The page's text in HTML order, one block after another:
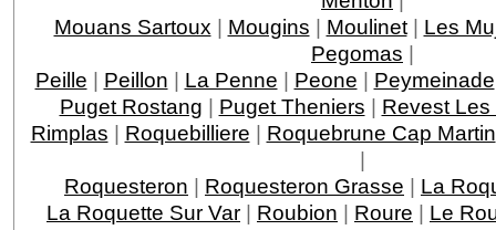
Mouans Sartoux | Mougins | Moulinet| Les
Pegomas |
Peille | Peillon | La Penne | Peone | Peymeinade
Puget Rostang | Puget Theniers | Revest
Rimplas | Roquebilliere | Roquebrune Cap Martin
|
Roquesteron | Roquesteron Grasse | La
La Roquette Sur Var | Roubion | Roure | Le